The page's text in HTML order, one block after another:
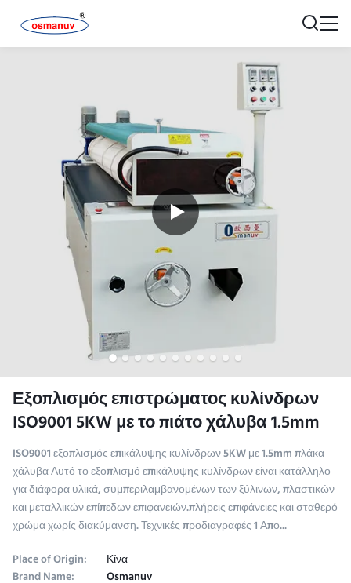
Εξοπλισμός επιστρώματος κυλίνδρων
ISO9001 5KW με το πιάτο χάλυβα 1.5mm
ISO9001 εξοπλισμός επικάλυψης κυλίνδρων 5KW με 1.5mm πλάκα
χάλυβα Αυτό το εξοπλισμό επικάλυψης κυλίνδρων είναι κατάλληλο
για διάφορα υλικά, συμπεριλαμβανομένων των ξύλινων, πλαστικών
και μεταλλικών επίπεδων επιφανειών.πλήρεις επιφάνειες και σταθερό
χρώμα χωρίς διακύμανση. Τεχνικές προδιαγραφές 1 Απο...
Place of Origin:
Κίνα
Brand Name: Osmanuv